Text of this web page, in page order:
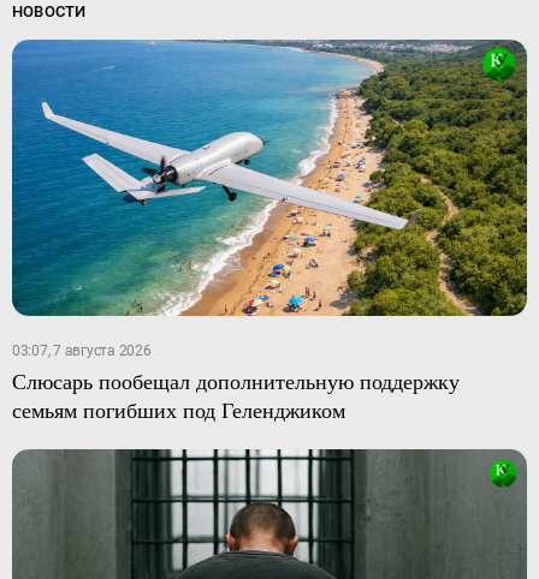
НОВОСТИ
03:07, 7 августа 2026
Слюсарь пообещал дополнительную поддержку
семьям погибших под Геленджиком